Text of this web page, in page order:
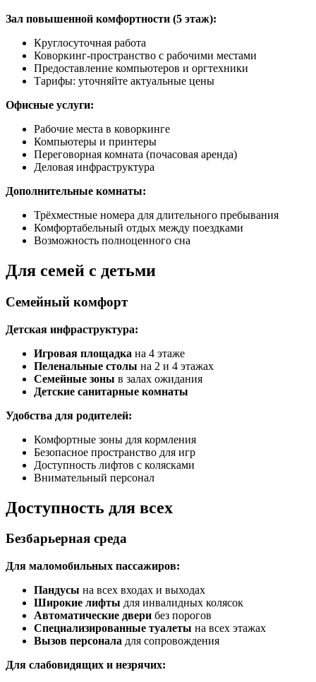
Зал повышенной комфортности (5 этаж):
Круглосуточная работа
Коворкинг-пространство с рабочими местами
Предоставление компьютеров и оргтехники
Тарифы: уточняйте актуальные цены
Офисные услуги:
Рабочие места в коворкинге
Компьютеры и принтеры
Переговорная комната (почасовая аренда)
Деловая инфраструктура
Дополнительные комнаты:
Трёхместные номера для длительного пребывания
Комфортабельный отдых между поездками
Возможность полноценного сна
Для семей с детьми
Семейный комфорт
Детская инфраструктура:
Игровая площадка на 4 этаже
Пеленальные столы на 2 и 4 этажах
Семейные зоны в залах ожидания
Детские санитарные комнаты
Удобства для родителей:
Комфортные зоны для кормления
Безопасное пространство для игр
Доступность лифтов с колясками
Внимательный персонал
Доступность для всех
Безбарьерная среда
Для маломобильных пассажиров:
Пандусы на всех входах и выходах
Широкие лифты для инвалидных колясок
Автоматические двери без порогов
Специализированные туалеты на всех этажах
Вызов персонала для сопровождения
Для слабовидящих и незрячих: